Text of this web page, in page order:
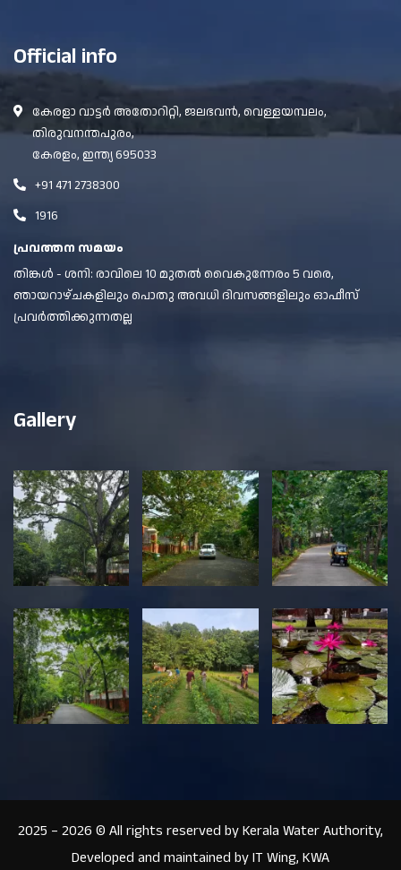
Official info
കേരളാ വാട്ടർ അതോറിറ്റി, ജലഭവൻ, വെള്ളയമ്പലം,
തിരുവനന്തപുരം,
കേരളം, ഇന്ത്യ 695033
+91 471 2738300
1916
പ്രവത്തന സമയം
തിങ്കൾ - ശനി: രാവിലെ 10 മുതൽ വൈകുന്നേരം 5 വരെ,
ഞായറാഴ്ചകളിലും പൊതു അവധി ദിവസങ്ങളിലും ഓഫീസ്
പ്രവർത്തിക്കുന്നതല്ല
Gallery
2025 – 2026 © All rights reserved by Kerala Water Authority,
Developed and maintained by IT Wing, KWA